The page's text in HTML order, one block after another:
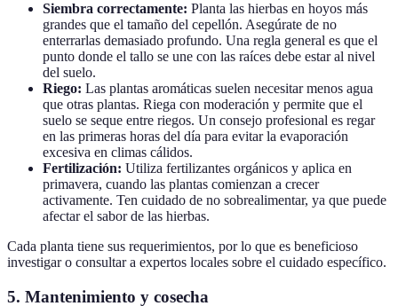
Siembra correctamente: Planta las hierbas en hoyos más
grandes que el tamaño del cepellón. Asegúrate de no
enterrarlas demasiado profundo. Una regla general es que el
punto donde el tallo se une con las raíces debe estar al nivel
del suelo.
Riego: Las plantas aromáticas suelen necesitar menos agua
que otras plantas. Riega con moderación y permite que el
suelo se seque entre riegos. Un consejo profesional es regar
en las primeras horas del día para evitar la evaporación
excesiva en climas cálidos.
Fertilización: Utiliza fertilizantes orgánicos y aplica en
primavera, cuando las plantas comienzan a crecer
activamente. Ten cuidado de no sobrealimentar, ya que puede
afectar el sabor de las hierbas.
Cada planta tiene sus requerimientos, por lo que es beneficioso
investigar o consultar a expertos locales sobre el cuidado específico.
5. Mantenimiento y cosecha